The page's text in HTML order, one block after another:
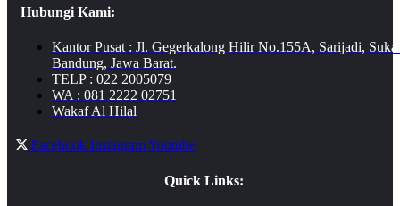
Hubungi Kami:
Kantor Pusat : Jl. Gegerkalong Hilir No.155A, Sarijadi,
Bandung, Jawa Barat.
TELP : 022 2005079
WA : 081 2222 02751
Wakaf Al Hilal
Facebook InstagramYoutube
Quick Links: